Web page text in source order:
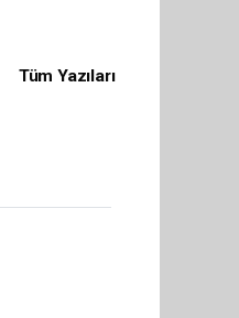
Tüm Yazıları